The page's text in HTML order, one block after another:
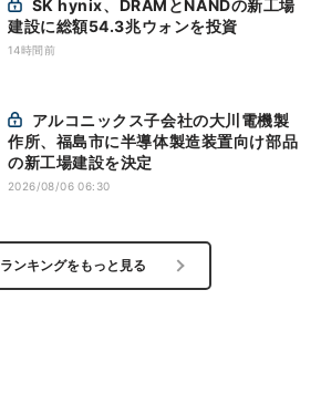
建設に総額54.3兆ウォンを投資
14時間前
作所、福島市に半導体製造装置向け部品
の新工場建設を決定
2026/08/06 06:30
ランキングをもっと見る